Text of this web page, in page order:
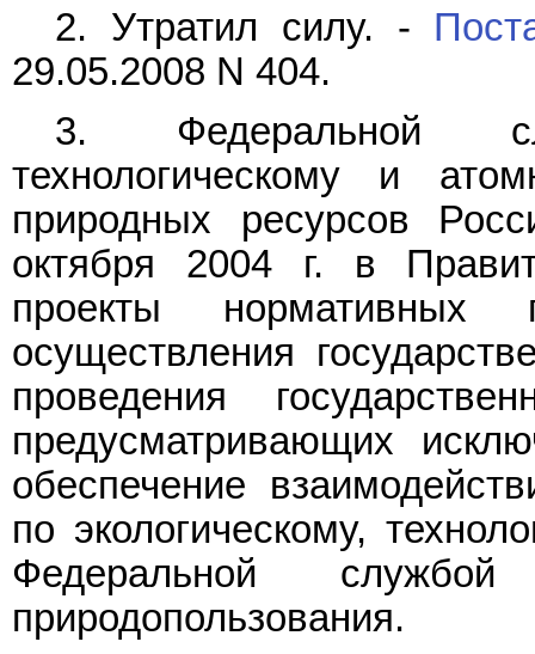
2. Утратил силу. -
29.05.2008 N 404.
3. Федеральной
технологическому и
природных ресурсов
октября 2004 г. в
проекты
осуществления
проведения
предусматривающих
обеспечение
по экологическому,
Федеральной
природопользования.